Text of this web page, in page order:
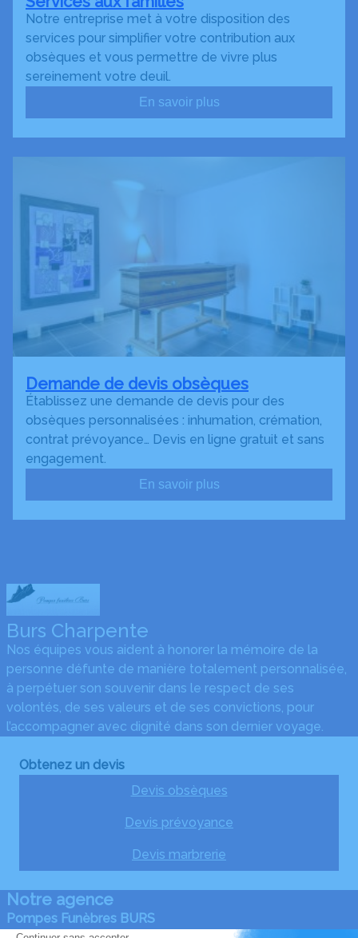
Notre entreprise met à votre disposition des
services pour simplifier votre contribution aux
obsèques et vous permettre de vivre plus
sereinement votre deuil.
En savoir plus
Demande de devis obsèques
Établissez une demande de devis pour des
obsèques personnalisées : inhumation, crémation,
contrat prévoyance… Devis en ligne gratuit et sans
engagement.
En savoir plus
Burs Charpente
Nos équipes vous aident à honorer la mémoire de la
personne défunte de manière totalement personnalisée,
à perpétuer son souvenir dans le respect de ses
volontés, de ses valeurs et de ses convictions, pour
l’accompagner avec dignité dans son dernier voyage.
Obtenez un devis
Devis obsèques
Devis prévoyance
Devis marbrerie
Notre agence
Pompes Funèbres BURS